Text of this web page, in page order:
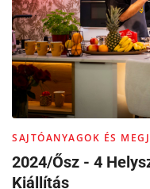
SAJTÓANYAGOK ÉS
2024/Ősz - 4
Kiállítás